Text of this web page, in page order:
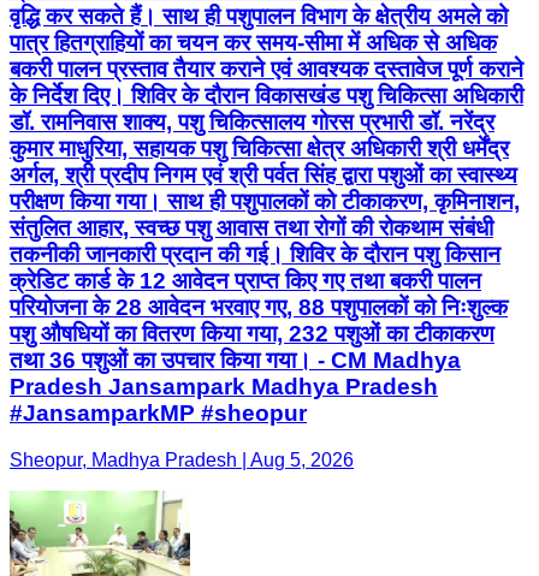
वृद्धि कर सकते हैं। साथ ही पशुपालन विभाग के क्षेत्रीय अमले को
पात्र हितग्राहियों का चयन कर समय-सीमा में अधिक से अधिक
बकरी पालन प्रस्ताव तैयार कराने एवं आवश्यक दस्तावेज पूर्ण कराने
के निर्देश दिए। शिविर के दौरान विकासखंड पशु चिकित्सा अधिकारी
डॉ. रामनिवास शाक्य, पशु चिकित्सालय गोरस प्रभारी डॉ. नरेंद्र
कुमार माधुरिया, सहायक पशु चिकित्सा क्षेत्र अधिकारी श्री धर्मेंद्र
अर्गल, श्री प्रदीप निगम एवं श्री पर्वत सिंह द्वारा पशुओं का स्वास्थ्य
परीक्षण किया गया। साथ ही पशुपालकों को टीकाकरण, कृमिनाशन,
संतुलित आहार, स्वच्छ पशु आवास तथा रोगों की रोकथाम संबंधी
तकनीकी जानकारी प्रदान की गई। शिविर के दौरान पशु किसान
क्रेडिट कार्ड के 12 आवेदन प्राप्त किए गए तथा बकरी पालन
परियोजना के 28 आवेदन भरवाए गए, 88 पशुपालकों को निःशुल्क
पशु औषधियों का वितरण किया गया, 232 पशुओं का टीकाकरण
तथा 36 पशुओं का उपचार किया गया। - CM Madhya
Pradesh Jansampark Madhya Pradesh
#JansamparkMP #sheopur
Sheopur, Madhya Pradesh | Aug 5, 2026